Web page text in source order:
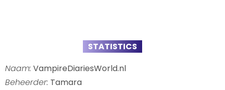
STATISTICS
Naam: VampireDiariesWorld.nl
Beheerder: Tamara